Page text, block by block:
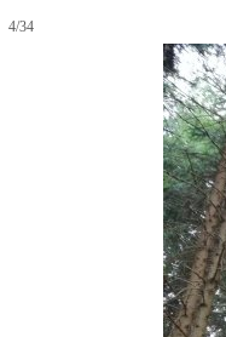
4/34